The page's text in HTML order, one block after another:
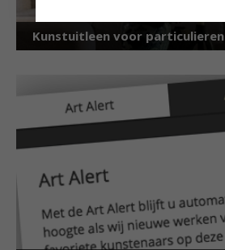
Kunstuitleen voor particulieren